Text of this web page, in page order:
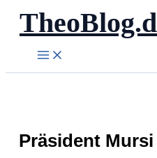
Zum
Inhalt
springen
Präsident